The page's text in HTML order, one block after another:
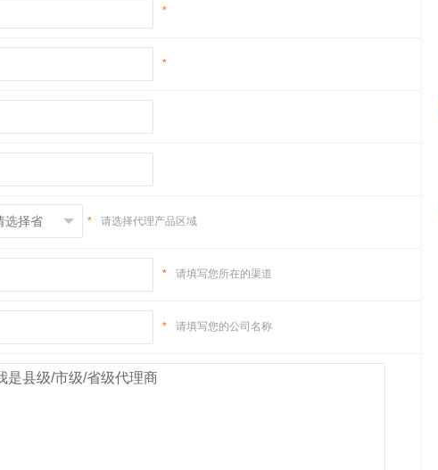
*
*
* 请选择代理产品区域
* 请填写您所在的渠道
* 请填写您的公司名称